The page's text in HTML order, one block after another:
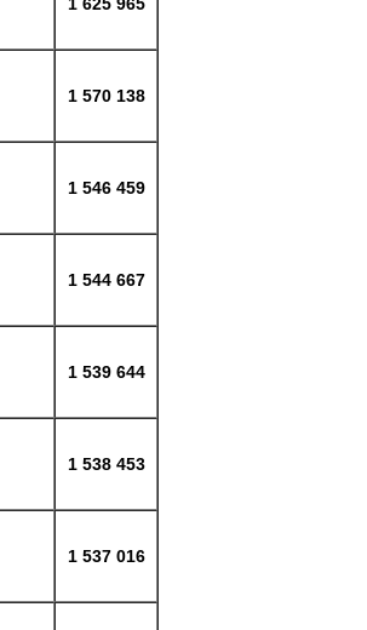
1 570 138
1 546 459
1 544 667
1 539 644
1 538 453
1 537 016